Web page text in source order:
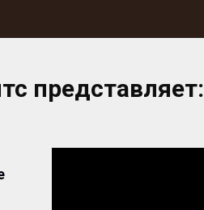
представляет: